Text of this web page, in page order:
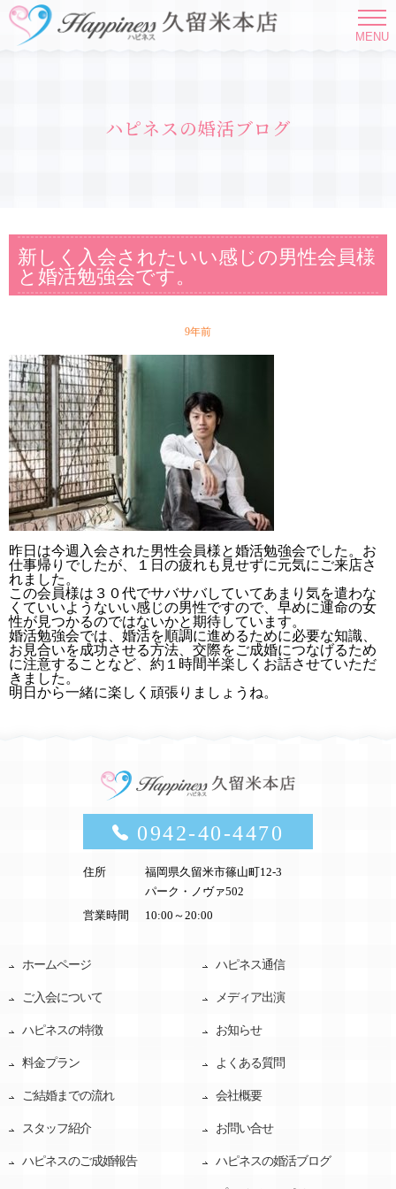
MENU
ハピネスの婚活ブログ
新しく入会されたいい感じの男性会員様
と婚活勉強会です。
9年前
昨日は今週入会された男性会員様と婚活勉強会でした。お
仕事帰りでしたが、１日の疲れも見せずに元気にご来店さ
れました。
この会員様は３０代でサバサバしていてあまり気を遣わな
くていいようないい感じの男性ですので、早めに運命の女
性が見つかるのではないかと期待しています。
婚活勉強会では、婚活を順調に進めるために必要な知識、
お見合いを成功させる方法、交際をご成婚につなげるため
に注意することなど、約１時間半楽しくお話させていただ
きました。
明日から一緒に楽しく頑張りましょうね。
0942-40-4470
住所
福岡県久留米市篠山町12-3
パーク・ノヴァ502
営業時間
10:00～20:00
ホームページ
ご入会について
ハピネスの特徴
料金プラン
ご結婚までの流れ
スタッフ紹介
ハピネスのご成婚報告
ハピネス通信
メディア出演
お知らせ
よくある質問
会社概要
お問い合せ
ハピネスの婚活ブログ